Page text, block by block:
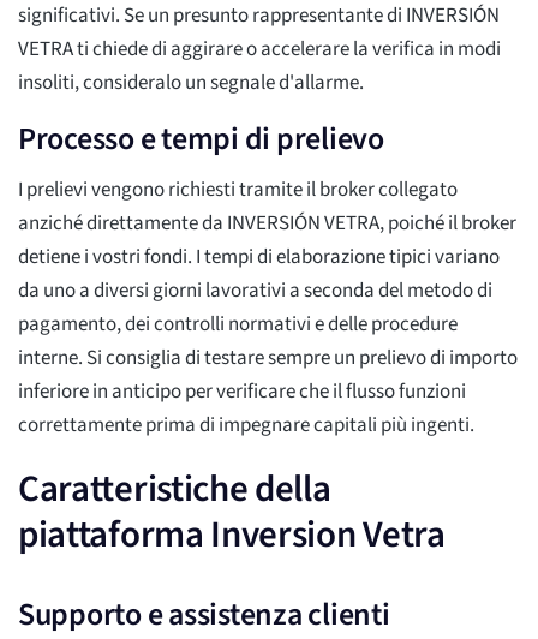
significativi. Se un presunto rappresentante di INVERSIÓN
VETRA ti chiede di aggirare o accelerare la verifica in modi
insoliti, consideralo un segnale d'allarme.
Processo e tempi di prelievo
I prelievi vengono richiesti tramite il broker collegato
anziché direttamente da INVERSIÓN VETRA, poiché il broker
detiene i vostri fondi. I tempi di elaborazione tipici variano
da uno a diversi giorni lavorativi a seconda del metodo di
pagamento, dei controlli normativi e delle procedure
interne. Si consiglia di testare sempre un prelievo di importo
inferiore in anticipo per verificare che il flusso funzioni
correttamente prima di impegnare capitali più ingenti.
Caratteristiche della
piattaforma Inversion Vetra
Supporto e assistenza clienti